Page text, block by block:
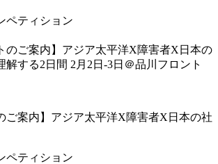
ペティション
ご案内】アジア太平洋X障害者X日本の社
ペティション